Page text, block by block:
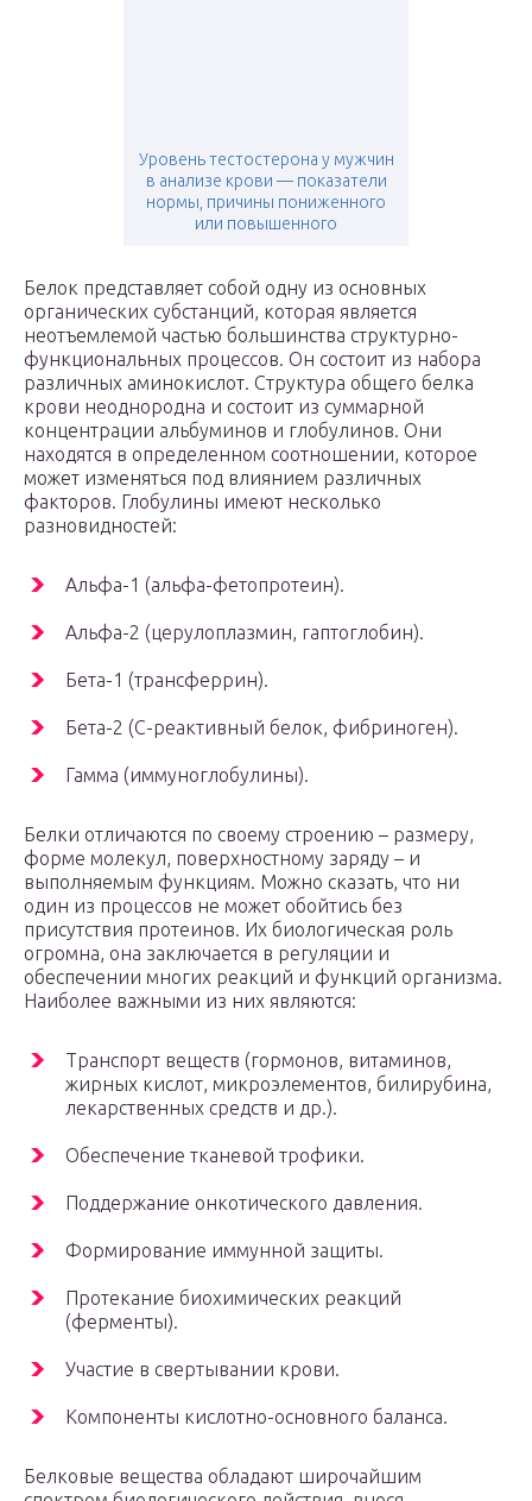
Уровень тестостерона у мужчин
в анализе крови — показатели
нормы, причины пониженного
или повышенного
Белок представляет собой одну из основных
органических субстанций, которая является
неотъемлемой частью большинства структурно-
функциональных процессов. Он состоит из набора
различных аминокислот. Структура общего белка
крови неоднородна и состоит из суммарной
концентрации альбуминов и глобулинов. Они
находятся в определенном соотношении, которое
может изменяться под влиянием различных
факторов. Глобулины имеют несколько
разновидностей:
Альфа-1 (альфа-фетопротеин).
Альфа-2 (церулоплазмин, гаптоглобин).
Бета-1 (трансферрин).
Бета-2 (С-реактивный белок, фибриноген).
Гамма (иммуноглобулины).
Белки отличаются по своему строению – размеру,
форме молекул, поверхностному заряду – и
выполняемым функциям. Можно сказать, что ни
один из процессов не может обойтись без
присутствия протеинов. Их биологическая роль
огромна, она заключается в регуляции и
обеспечении многих реакций и функций организма.
Наиболее важными из них являются:
Транспорт веществ (гормонов, витаминов,
жирных кислот, микроэлементов, билирубина,
лекарственных средств и др.).
Обеспечение тканевой трофики.
Поддержание онкотического давления.
Формирование иммунной защиты.
Протекание биохимических реакций
(ферменты).
Участие в свертывании крови.
Компоненты кислотно-основного баланса.
Белковые вещества обладают широчайшим